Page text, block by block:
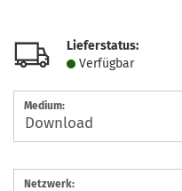
Lieferstatus:
Verfügbar
Medium:
Netzwerk: